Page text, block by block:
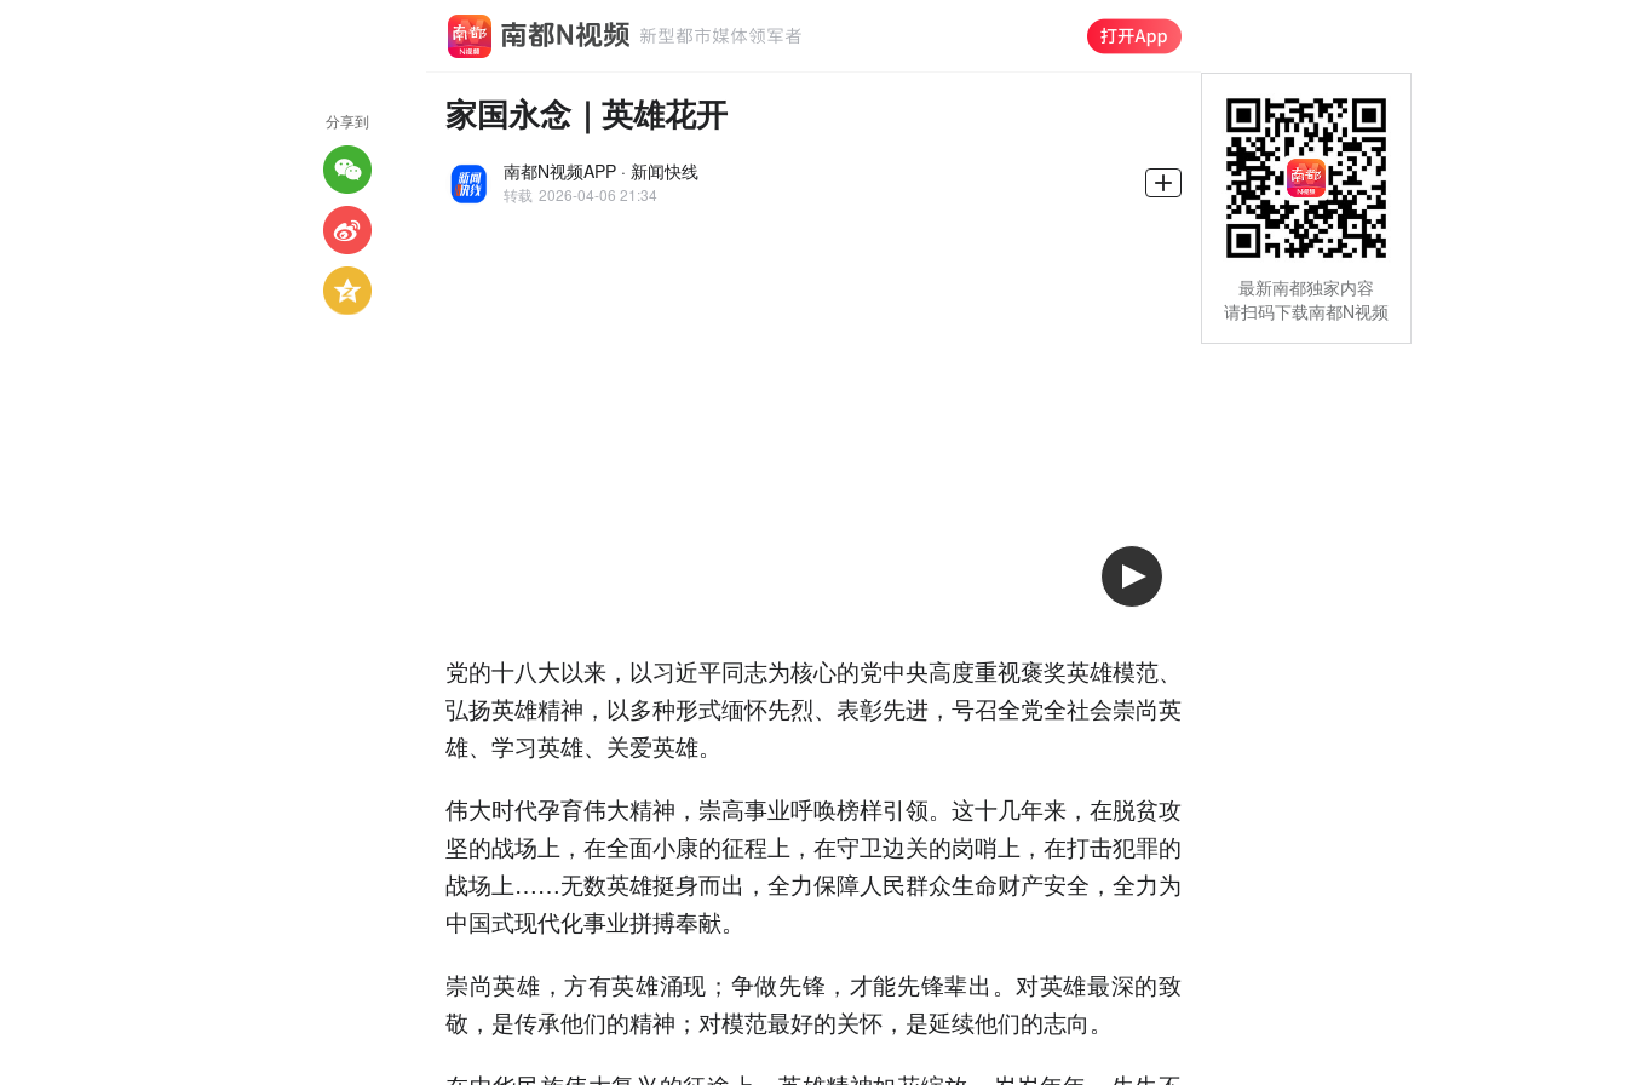
家国永念｜英雄花开
南都N视频APP · 新闻快线
转载 2026-04-06 21:34
党的十八大以来，以习近平同志为核心的党中央高度重视褒奖英雄模范、
弘扬英雄精神，以多种形式缅怀先烈、表彰先进，号召全党全社会崇尚英
雄、学习英雄、关爱英雄。
伟大时代孕育伟大精神，崇高事业呼唤榜样引领。这十几年来，在脱贫攻
坚的战场上，在全面小康的征程上，在守卫边关的岗哨上，在打击犯罪的
战场上……无数英雄挺身而出，全力保障人民群众生命财产安全，全力为
中国式现代化事业拼搏奉献。
崇尚英雄，方有英雄涌现；争做先锋，才能先锋辈出。对英雄最深的致
敬，是传承他们的精神；对模范最好的关怀，是延续他们的志向。
分享到
最新南都独家内容
请扫码下载南都N视频